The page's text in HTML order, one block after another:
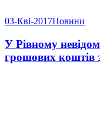
03-Кві-2017Новини
У Рівному
грошових коштів